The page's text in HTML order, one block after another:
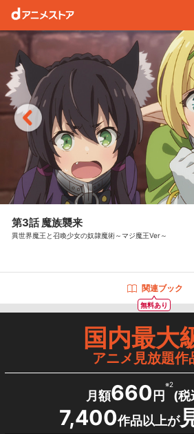
第3話 魔族襲来
異世界魔王と召喚少女の奴隷魔術～マジ魔王Ver～
無料あり
関連ブック
国内最大
アニメ見放題作
月額660 円
※2
(税
7,400作品以上が